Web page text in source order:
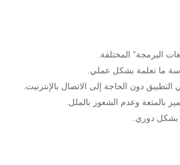
ما تعلمة بشكل عملي.
دون الحاجة إلى الاتصال بالإنترنيت.
بشكل دوري.